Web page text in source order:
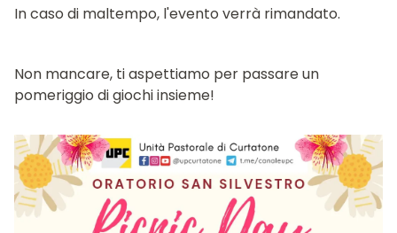
In caso di maltempo, l'evento verrà rimandato.
​Non mancare, ti aspettiamo per passare un
pomeriggio di giochi insieme!